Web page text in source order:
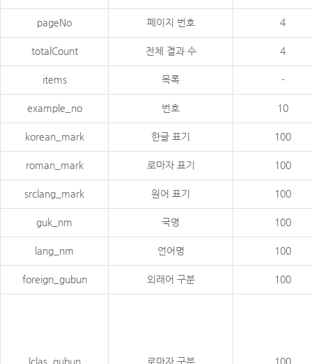
pageNo 페이지 번호 4
totalCount 전체 결과 수 4
items 목록 -
example_no 번호 10
korean_mark 한글 표기 100
roman_mark 로마자 표기 100
srclang_mark 원어 표기 100
guk_nm 국명 100
lang_nm 언어명 100
foreign_gubun 외래어 구분 100
lclas_gubun 로마자 구분 100